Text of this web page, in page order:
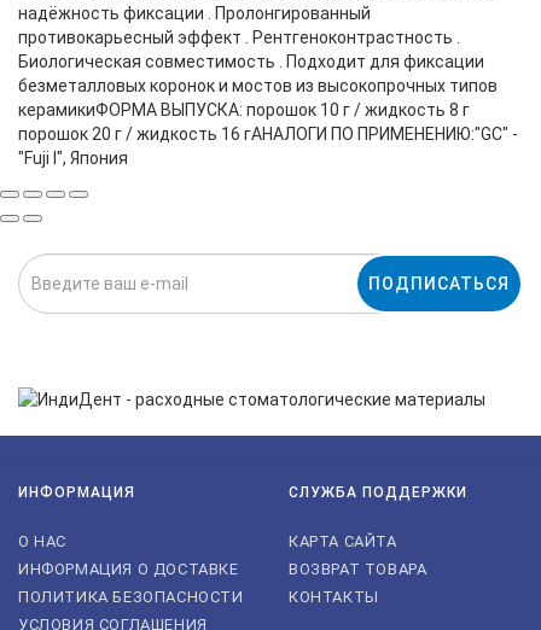
надёжность фиксации . Пролонгированный
противокарьесный эффект . Рентгеноконтрастность .
Биологическая совместимость . Подходит для фиксации
безметалловых коронок и мостов из высокопрочных типов
керамикиФОРМА ВЫПУСКА: порошок 10 г / жидкость 8 г
порошок 20 г / жидкость 16 гАНАЛОГИ ПО ПРИМЕНЕНИЮ:"GC" -
"Fuji I", Япония
ПОДПИСАТЬСЯ
ИНФОРМАЦИЯ
О НАС
ИНФОРМАЦИЯ О ДОСТАВКЕ
ПОЛИТИКА БЕЗОПАСНОСТИ
УСЛОВИЯ СОГЛАШЕНИЯ
СЛУЖБА ПОДДЕРЖКИ
КАРТА САЙТА
ВОЗВРАТ ТОВАРА
КОНТАКТЫ